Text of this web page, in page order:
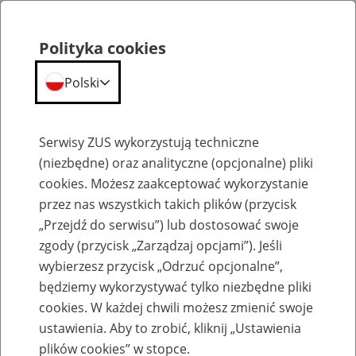
Szkolenia
Zaproś ZUS do siebie: Aktywni 50+
Polityka cookies
Polski
Serwisy ZUS wykorzystują techniczne
(niezbędne) oraz analityczne (opcjonalne) pliki
cookies. Możesz zaakceptować wykorzystanie
przez nas wszystkich takich plików (przycisk
„Przejdź do serwisu”) lub dostosować swoje
zgody (przycisk „Zarządzaj opcjami”). Jeśli
wybierzesz przycisk „Odrzuć opcjonalne”,
będziemy wykorzystywać tylko niezbędne pliki
cookies. W każdej chwili możesz zmienić swoje
ustawienia. Aby to zrobić, kliknij „Ustawienia
plików cookies” w stopce.